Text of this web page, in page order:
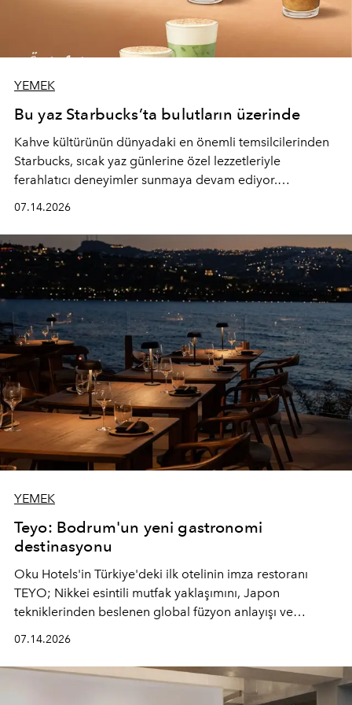
YEMEK
Bu yaz Starbucks’ta bulutların üzerinde
Kahve kültürünün dünyadaki en önemli temsilcilerinden
Starbucks, sıcak yaz günlerine özel lezzetleriyle
ferahlatıcı deneyimler sunmaya devam ediyor.
yepyeni Cloud Frappuccino® Blended Beverage çeşitleri
ve yiyecek alternatifleri yazın keyfine lezzet katıyor.
07.14.2026
YEMEK
Teyo: Bodrum'un yeni gastronomi
destinasyonu
Oku Hotels'in Türkiye'deki ilk otelinin imza restoranı
TEYO; Nikkei esintili mutfak yaklaşımını, Japon
tekniklerinden beslenen global füzyon anlayışı ve
07.14.2026